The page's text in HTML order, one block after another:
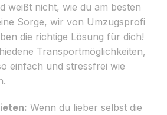
weißt nicht, wie du am besten
Sorge, wir von Umzugsprofi
die richtige Lösung für dich!
Transportmöglichkeiten,
einfach und stressfrei wie
Wenn du lieber selbst die